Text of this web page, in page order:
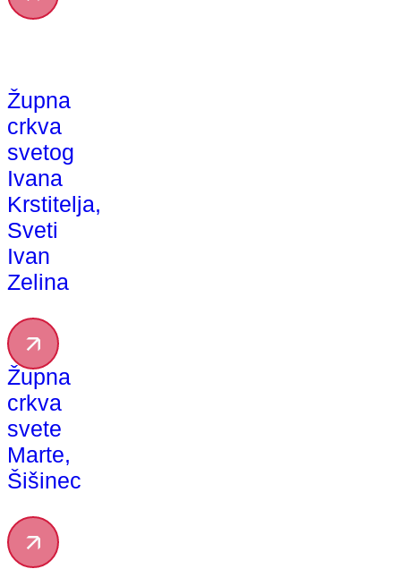
Župna
crkva
svetog
Ivana
Krstitelja,
Sveti
Ivan
Zelina
Župna
crkva
svete
Marte,
Šišinec